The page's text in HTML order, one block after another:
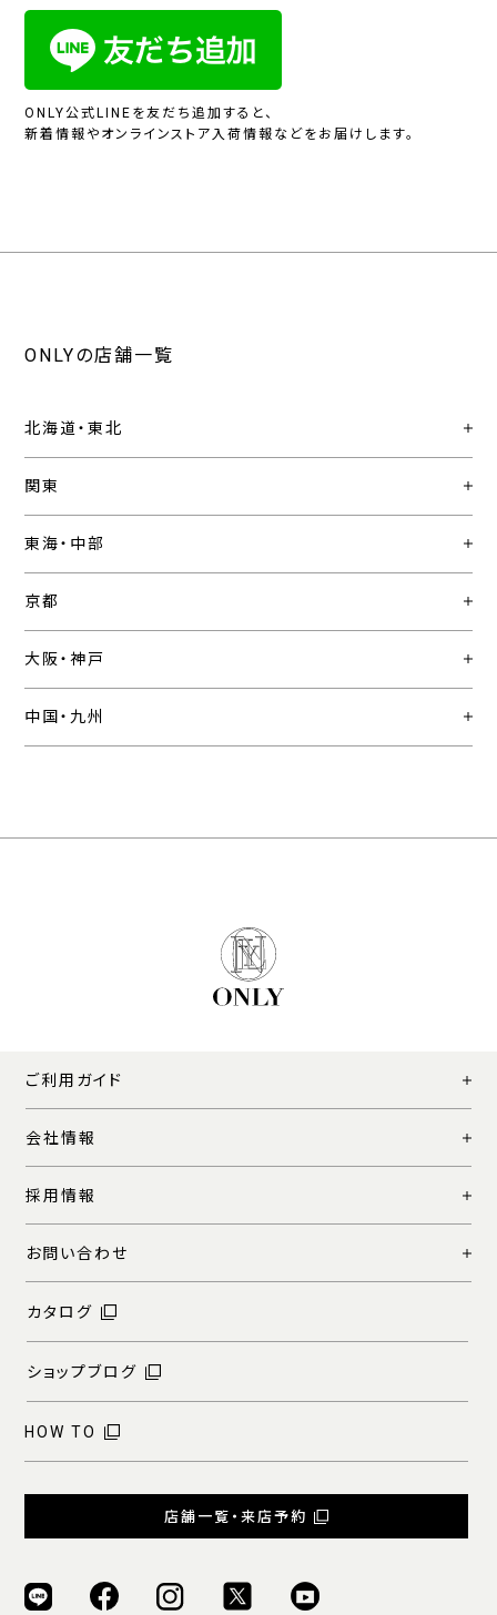
ONLY公式LINEを友だち追加すると、
新着情報やオンラインストア入荷情報などをお届けします。
ONLYの店舗一覧
北海道・東北
関東
東海・中部
京都
大阪・神戸
中国・九州
ご利用ガイド
会社情報
採用情報
お問い合わせ
カタログ
ショップブログ
HOW TO
店舗一覧・来店予約